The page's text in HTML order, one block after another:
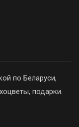
по Беларуси,
подарки.